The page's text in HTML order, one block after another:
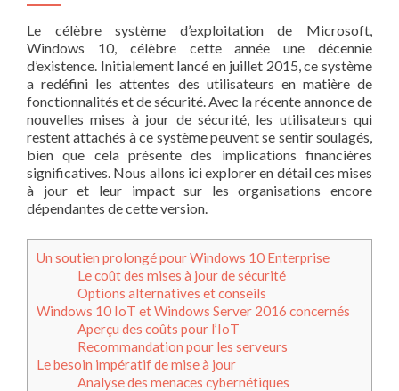
Le célèbre système d’exploitation de Microsoft,
Windows 10, célèbre cette année une décennie
d’existence. Initialement lancé en juillet 2015, ce système
a redéfini les attentes des utilisateurs en matière de
fonctionnalités et de sécurité. Avec la récente annonce de
nouvelles mises à jour de sécurité, les utilisateurs qui
restent attachés à ce système peuvent se sentir soulagés,
bien que cela présente des implications financières
significatives. Nous allons ici explorer en détail ces mises
à jour et leur impact sur les organisations encore
dépendantes de cette version.
Un soutien prolongé pour Windows 10 Enterprise
Le coût des mises à jour de sécurité
Options alternatives et conseils
Windows 10 IoT et Windows Server 2016 concernés
Aperçu des coûts pour l’IoT
Recommandation pour les serveurs
Le besoin impératif de mise à jour
Analyse des menaces cybernétiques